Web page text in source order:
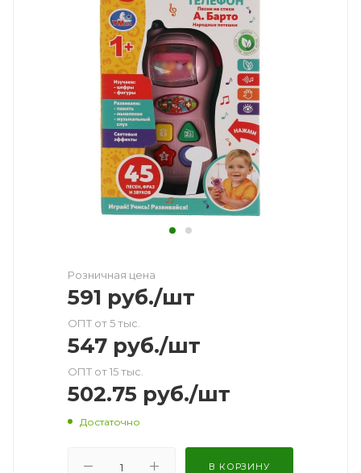
Розничная цена
591 руб./шт
ОПТ от 5 тыс.
547 руб./шт
ОПТ от 15 тыс.
502.75 руб./шт
Достаточно
В КОРЗИНУ